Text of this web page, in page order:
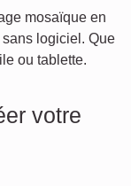
mosaïque en
logiciel. Que
ou tablette.
votre